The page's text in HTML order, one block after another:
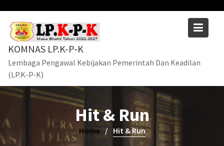
content
KOMNAS LP.K-P-K
Lembaga Pengawal Kebijakan Pemerintah Dan Keadilan
(LP.K-P-K)
Hit & Run
Home Hit & Run